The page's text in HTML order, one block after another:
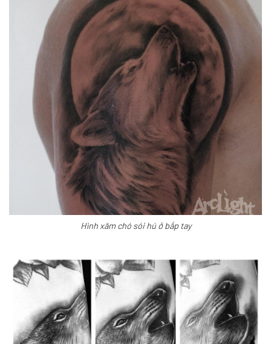
Hình xăm chó sói hú ở bắp tay